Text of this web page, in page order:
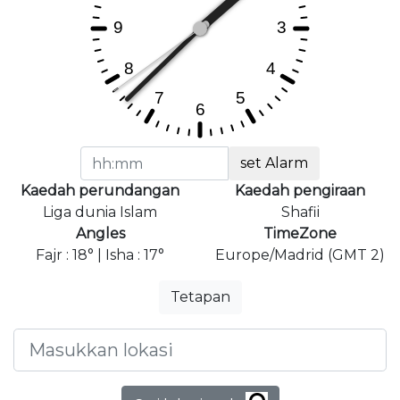
set Alarm
Kaedah perundangan
Liga dunia Islam
Kaedah pengiraan
Shafii
Angles
Fajr : 18° | Isha : 17°
TimeZone
Europe/Madrid (GMT 2)
Tetapan